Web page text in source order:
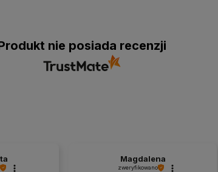
nie posiada recenzji
Magdalena
zweryfikowano